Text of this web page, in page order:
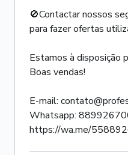
🚫Contactar nossos
para fazer ofertas
Estamos à disposição
Boas vendas!
E-mail:
Whatsapp:
https://wa.me/